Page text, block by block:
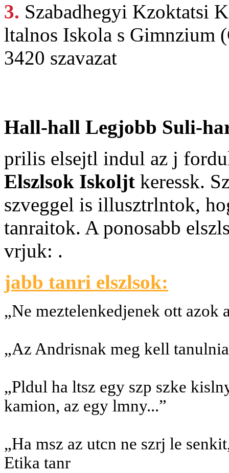
3. Szabadhegyi Kzoktatsi
ltalnos Iskola s Gimnzium
3420 szavazat
Hall-hall Legjobb Suli-
prilis elsejtl indul az j
Elszlsok Iskoljt keressk.
szveggel is illusztrlntok,
tanraitok. A ponosabb
vrjuk: .
jabb tanri elszlsok:
„Ne meztelenkedjenek ott azok
„Az Andrisnak meg kell
„Pldul ha ltsz egy szp szke
kamion, az egy lmny...”
„Ha msz az utcn ne szrj le
Etika tanr